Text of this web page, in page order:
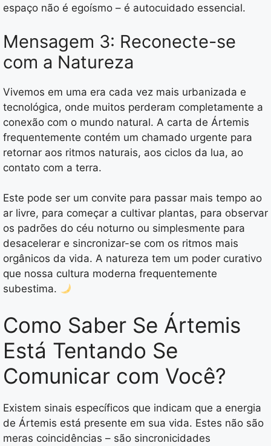
espaço não é egoísmo – é autocuidado essencial.
Mensagem 3: Reconecte-se
com a Natureza
Vivemos em uma era cada vez mais urbanizada e
tecnológica, onde muitos perderam completamente a
conexão com o mundo natural. A carta de Ártemis
frequentemente contém um chamado urgente para
retornar aos ritmos naturais, aos ciclos da lua, ao
contato com a terra.
Este pode ser um convite para passar mais tempo ao
ar livre, para começar a cultivar plantas, para observar
os padrões do céu noturno ou simplesmente para
desacelerar e sincronizar-se com os ritmos mais
orgânicos da vida. A natureza tem um poder curativo
que nossa cultura moderna frequentemente
subestima.
Como Saber Se Ártemis
Está Tentando Se
Comunicar com Você?
Existem sinais específicos que indicam que a energia
de Ártemis está presente em sua vida. Estes não são
meras coincidências – são sincronicidades